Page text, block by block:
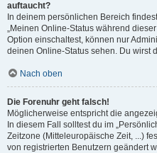
auftaucht?
In deinem persönlichen Bereich
„Meinen Online-Status während
Option einschaltest, können nur
deinen Online-Status sehen. Du wirst
Nach oben
Die Forenuhr geht falsch!
Möglicherweise entspricht die
In diesem Fall solltest du im
Zeitzone (Mitteleuropäische Zeit, ...)
von registrierten Benutzern geändert